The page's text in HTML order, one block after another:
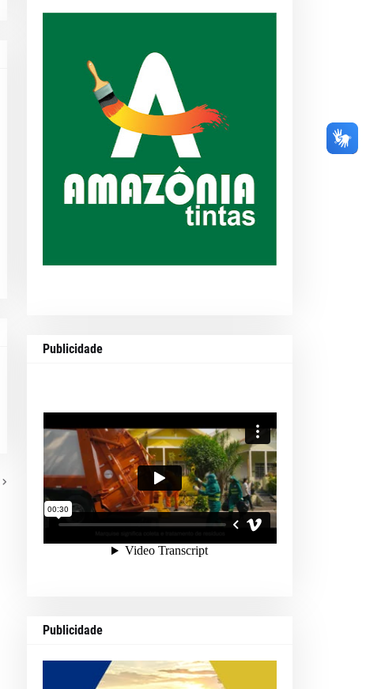
Publicidade
Publicidade